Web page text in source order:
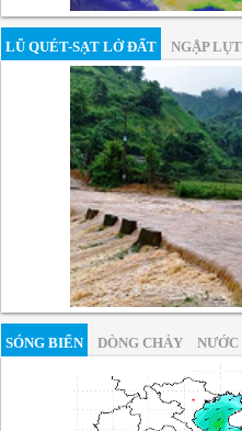
LŨ QUÉT-SẠT LỞ ĐẤT NGẬP LỤT
SÓNG BIỂN DÒNG CHẢY NƯỚC